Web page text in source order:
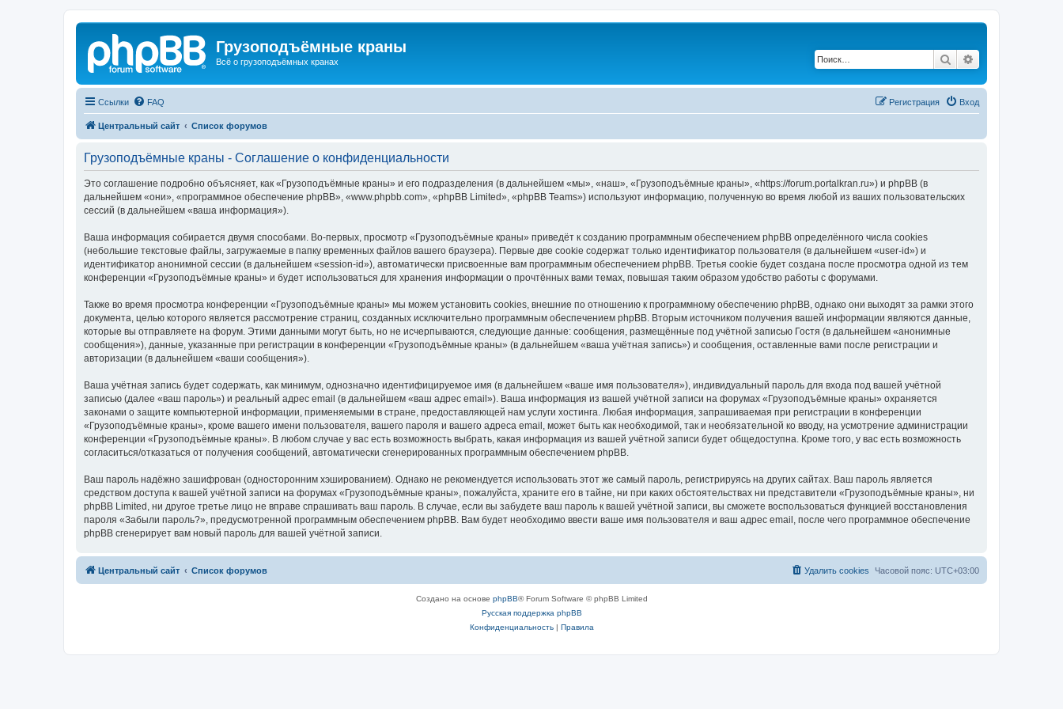
Грузоподъёмные краны
Всё о грузоподъёмных кранах Поиск
Ссылки FAQ Вход
Регистрация
Центральный сайт Список форумов
Грузоподъёмные краны - Соглашение о конфиденциальности
Это соглашение подробно объясняет, как «Грузоподъёмные краны» и его подразделения (в дальнейшем «мы», «наш», «Грузоподъёмные краны», «https://forum.portalkran.ru») и phpBB (в
дальнейшем «они», «программное обеспечение phpBB», «www.phpbb.com», «phpBB Limited», «phpBB Teams») используют информацию, полученную во время любой из ваших пользовательских
сессий (в дальнейшем «ваша информация»).
Ваша информация собирается двумя способами. Во-первых, просмотр «Грузоподъёмные краны» приведёт к созданию программным обеспечением phpBB определённого числа cookies
(небольшие текстовые файлы, загружаемые в папку временных файлов вашего браузера). Первые две cookie содержат только идентификатор пользователя (в дальнейшем «user-id») и
идентификатор анонимной сессии (в дальнейшем «session-id»), автоматически присвоенные вам программным обеспечением phpBB. Третья cookie будет создана после просмотра одной из тем
конференции «Грузоподъёмные краны» и будет использоваться для хранения информации о прочтённых вами темах, повышая таким образом удобство работы с форумами.
Также во время просмотра конференции «Грузоподъёмные краны» мы можем установить cookies, внешние по отношению к программному обеспечению phpBB, однако они выходят за рамки этого
документа, целью которого является рассмотрение страниц, созданных исключительно программным обеспечением phpBB. Вторым источником получения вашей информации являются данные,
которые вы отправляете на форум. Этими данными могут быть, но не исчерпываются, следующие данные: сообщения, размещённые под учётной записью Гостя (в дальнейшем «анонимные
сообщения»), данные, указанные при регистрации в конференции «Грузоподъёмные краны» (в дальнейшем «ваша учётная запись») и сообщения, оставленные вами после регистрации и
авторизации (в дальнейшем «ваши сообщения»).
Ваша учётная запись будет содержать, как минимум, однозначно идентифицируемое имя (в дальнейшем «ваше имя пользователя»), индивидуальный пароль для входа под вашей учётной
записью (далее «ваш пароль») и реальный адрес email (в дальнейшем «ваш адрес email»). Ваша информация из вашей учётной записи на форумах «Грузоподъёмные краны» охраняется
законами о защите компьютерной информации, применяемыми в стране, предоставляющей нам услуги хостинга. Любая информация, запрашиваемая при регистрации в конференции
«Грузоподъёмные краны», кроме вашего имени пользователя, вашего пароля и вашего адреса email, может быть как необходимой, так и необязательной ко вводу, на усмотрение администрации
конференции «Грузоподъёмные краны». В любом случае у вас есть возможность выбрать, какая информация из вашей учётной записи будет общедоступна. Кроме того, у вас есть возможность
согласиться/отказаться от получения сообщений, автоматически сгенерированных программным обеспечением phpBB.
Ваш пароль надёжно зашифрован (односторонним хэшированием). Однако не рекомендуется использовать этот же самый пароль, регистрируясь на других сайтах. Ваш пароль является
средством доступа к вашей учётной записи на форумах «Грузоподъёмные краны», пожалуйста, храните его в тайне, ни при каких обстоятельствах ни представители «Грузоподъёмные краны», ни
phpBB Limited, ни другое третье лицо не вправе спрашивать ваш пароль. В случае, если вы забудете ваш пароль к вашей учётной записи, вы сможете воспользоваться функцией восстановления
пароля «Забыли пароль?», предусмотренной программным обеспечением phpBB. Вам будет необходимо ввести ваше имя пользователя и ваш адрес email, после чего программное обеспечение
phpBB сгенерирует вам новый пароль для вашей учётной записи.
Центральный сайт Список форумов Часовой пояс: UTC+03:00
Удалить cookies
Создано на основе phpBB® Forum Software © phpBB Limited
Русская поддержка phpBB
Конфиденциальность| Правила